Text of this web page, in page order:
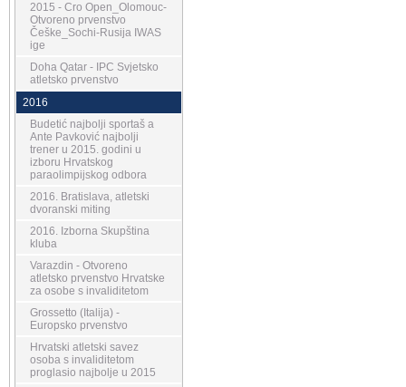
2015 - Cro Open_Olomouc-
Otvoreno prvenstvo
Češke_Sochi-Rusija IWAS
ige
Doha Qatar - IPC Svjetsko
atletsko prvenstvo
2016
Budetić najbolji sportaš a
Ante Pavković najbolji
trener u 2015. godini u
izboru Hrvatskog
paraolimpijskog odbora
2016. Bratislava, atletski
dvoranski miting
2016. Izborna Skupština
kluba
Varazdin - Otvoreno
atletsko prvenstvo Hrvatske
za osobe s invaliditetom
Grossetto (Italija) -
Europsko prvenstvo
Hrvatski atletski savez
osoba s invaliditetom
proglasio najbolje u 2015